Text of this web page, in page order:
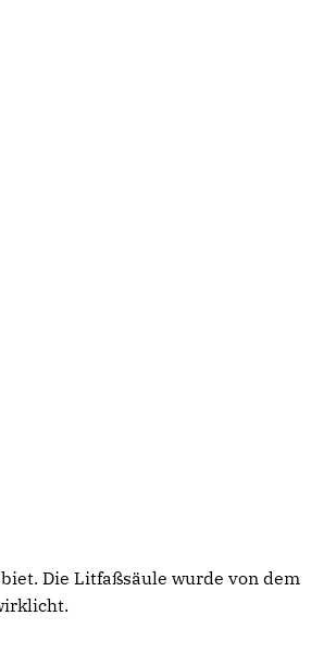
Die Litfaßsäule wurde von dem